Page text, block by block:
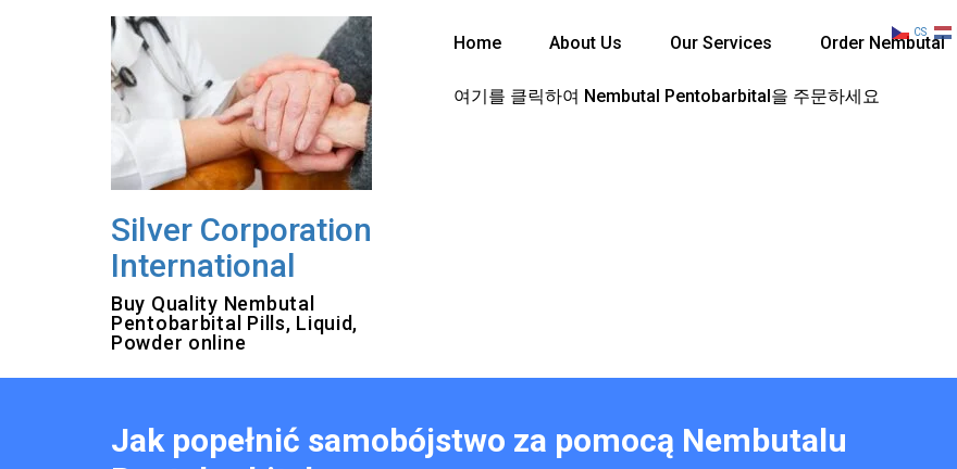
Silver Corporation
International
Buy Quality Nembutal
Pentobarbital Pills, Liquid,
Powder online
Home About Us Our Services Order Nembutal
여기를 클릭하여 Nembutal Pentobarbital을 주문하세요
Jak popełnić samobójstwo za pomocą Nembutalu
CS